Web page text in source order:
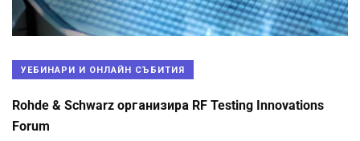
УЕБИНАРИ И ОНЛАЙН СЪБИТИЯ
Rohde & Schwarz oрганизира RF Testing Innovations
Forum